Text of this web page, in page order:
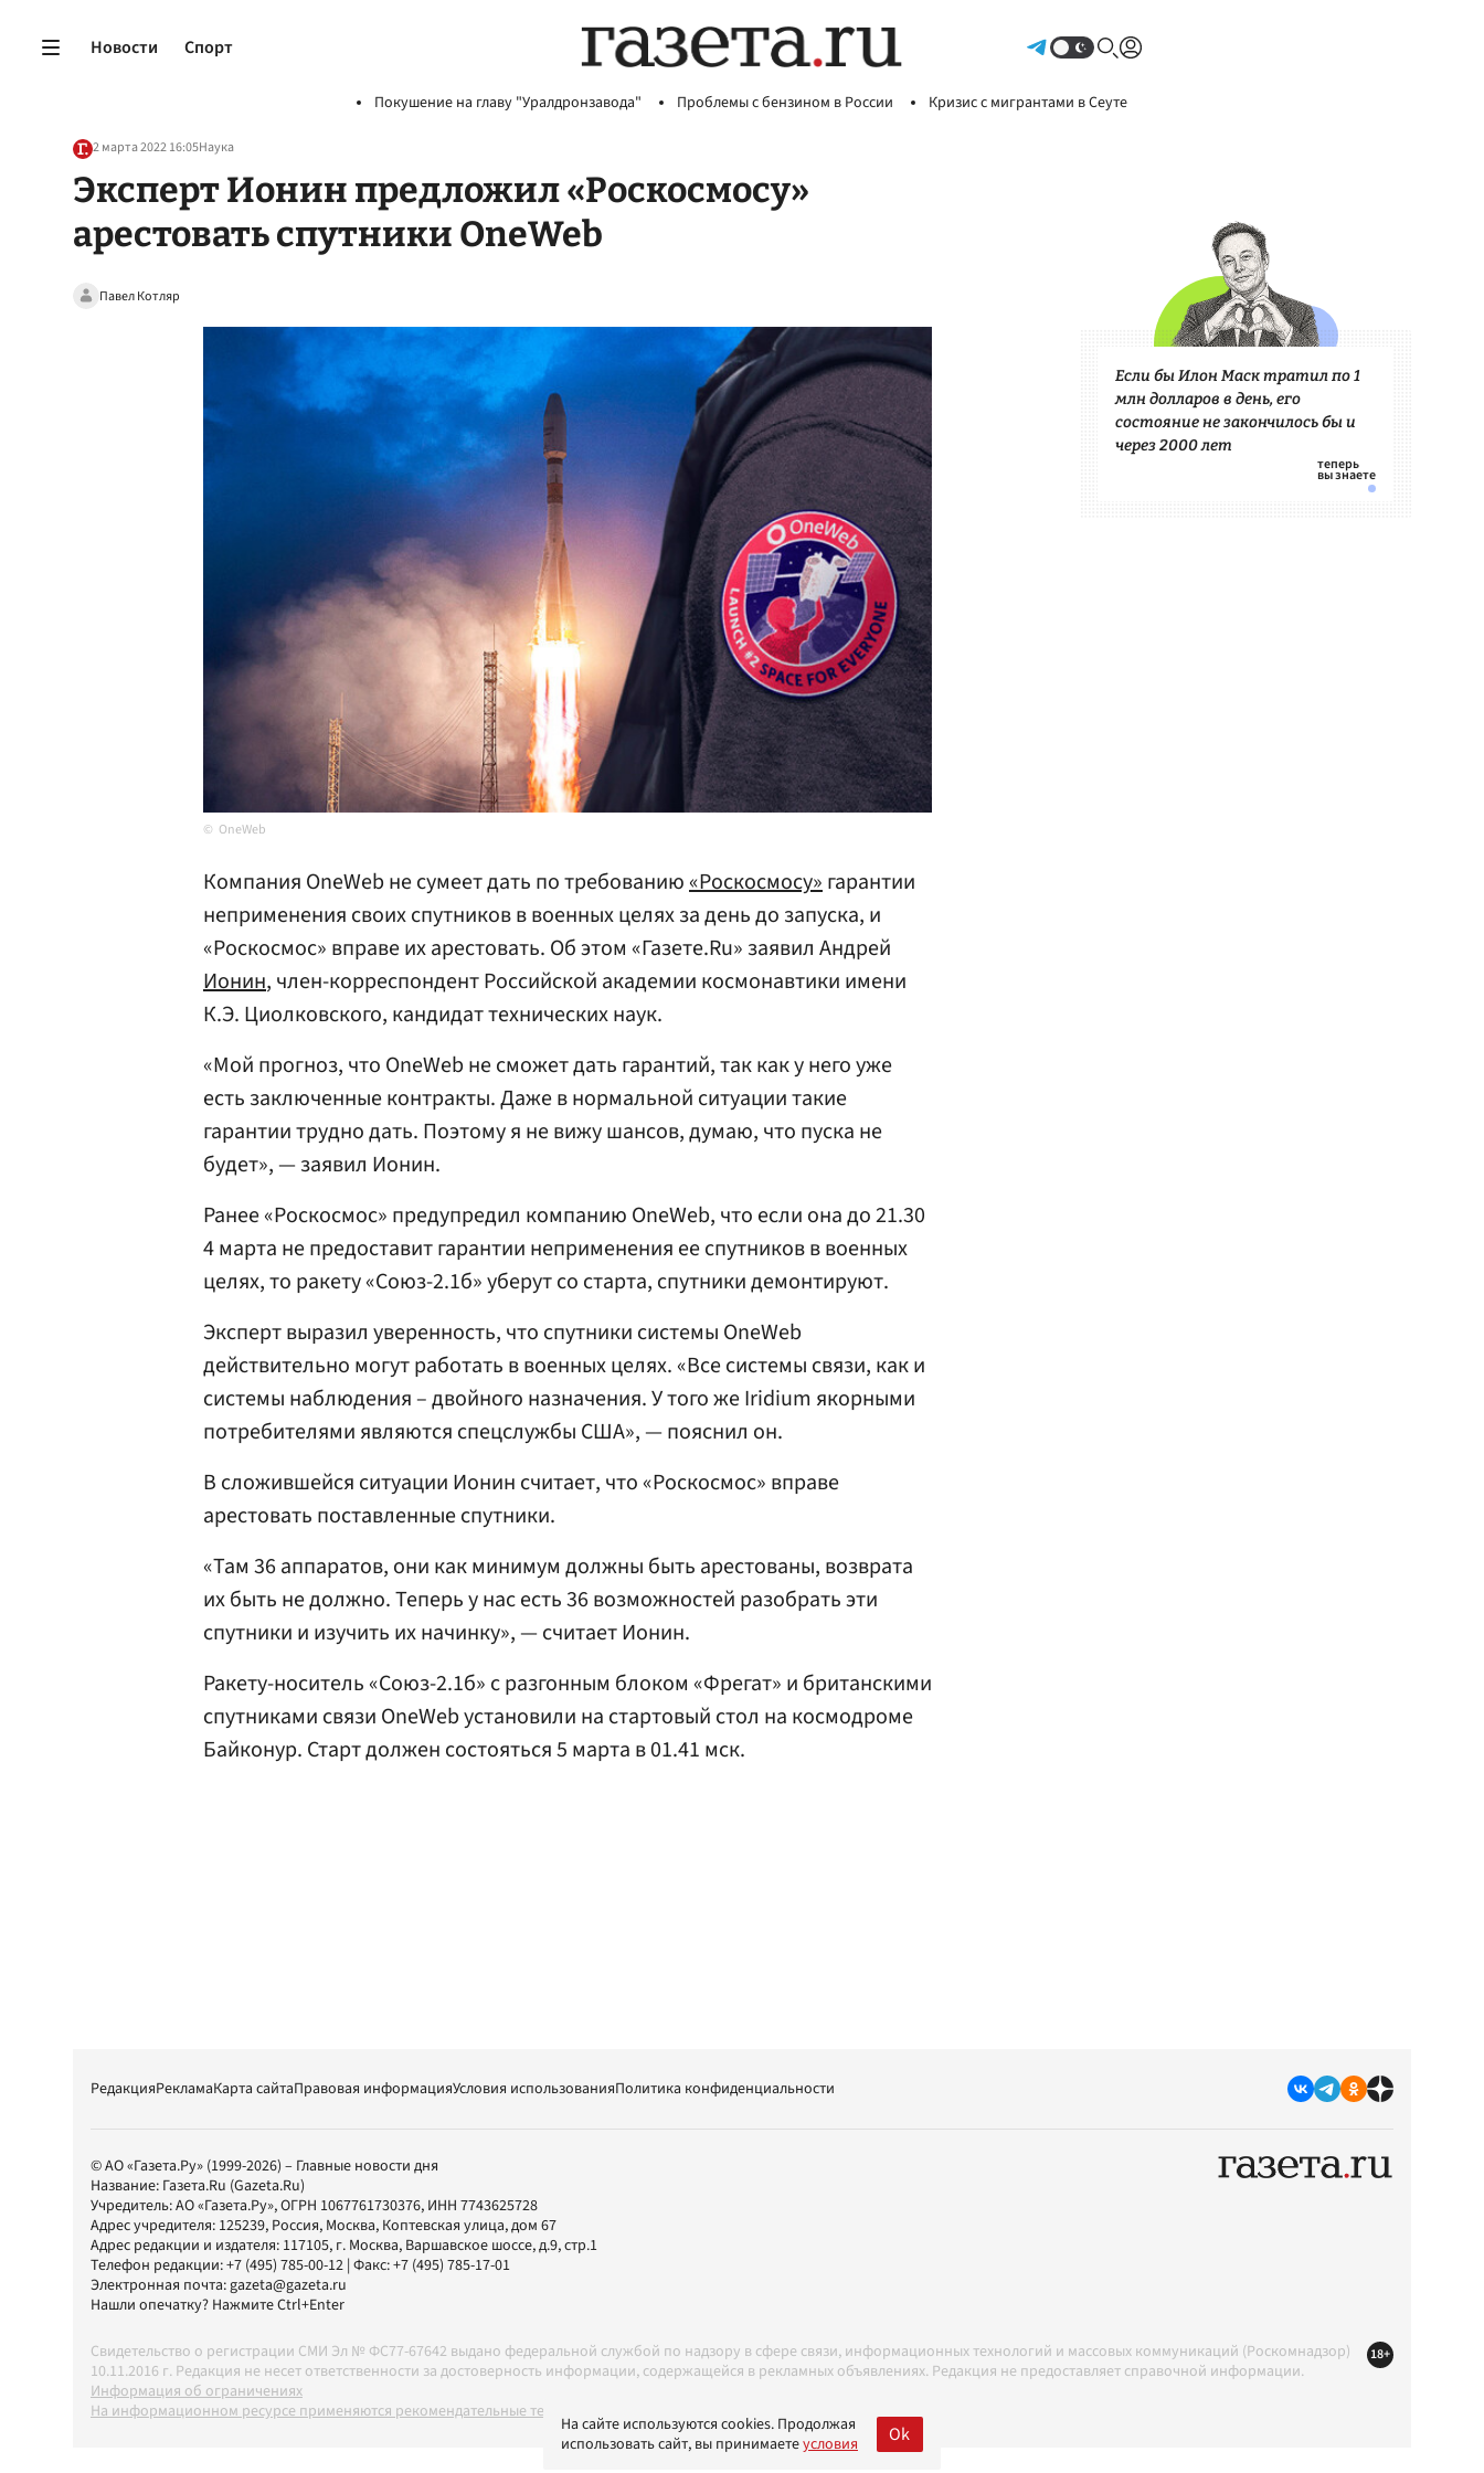
Новости Спорт
Покушение на главу "Уралдронзавода" Проблемы с бензином в России Кризис с мигрантами в Сеуте
2 марта 2022 16:05Наука
Эксперт Ионин предложил «Роскосмосу»
арестовать спутники OneWeb
Павел Котляр
OneWeb
Компания OneWeb не сумеет дать по требованию«Роскосмосу»гарантии
неприменения своих спутников в военных целях за день до запуска, и
«Роскосмос» вправе их арестовать. Об этом «Газете.Ru» заявил Андрей
Ионин, член-корреспондент Российской академии космонавтики имени
К.Э. Циолковского, кандидат технических наук.
«Мой прогноз, что OneWeb не сможет дать гарантий, так как у него уже
есть заключенные контракты. Даже в нормальной ситуации такие
гарантии трудно дать. Поэтому я не вижу шансов, думаю, что пуска не
будет», — заявил Ионин.
Ранее «Роскосмос» предупредил компанию OneWeb, что если она до 21.30
4 марта не предоставит гарантии неприменения ее спутников в военных
целях, то ракету «Союз-2.1б» уберут со старта, спутники демонтируют.
Эксперт выразил уверенность, что спутники системы OneWeb
действительно могут работать в военных целях. «Все системы связи, как и
системы наблюдения – двойного назначения. У того же Iridium якорными
потребителями являются спецслужбы США», — пояснил он.
В сложившейся ситуации Ионин считает, что «Роскосмос» вправе
арестовать поставленные спутники.
«Там 36 аппаратов, они как минимум должны быть арестованы, возврата
их быть не должно. Теперь у нас есть 36 возможностей разобрать эти
спутники и изучить их начинку», — считает Ионин.
Ракету-носитель «Союз-2.1б» с разгонным блоком «Фрегат» и британскими
спутниками связи OneWeb установили на стартовый стол на космодроме
Байконур. Старт должен состояться 5 марта в 01.41 мск.
Если бы Илон Маск тратил по 1
млн долларов в день, его
состояние не закончилось бы и
через 2000 лет
РедакцияРекламаКарта сайтаПравовая информацияУсловия использованияПолитика конфиденциальности
© АО «Газета.Ру» (1999-2026) – Главные новости дня
Название: Газета.Ru (Gazeta.Ru)
Учредитель:АО «Газета.Ру», ОГРН 1067761730376, ИНН 7743625728
Адрес учредителя: 125239, Россия, Москва, Коптевская улица, дом 67
Адрес редакции и издателя: 117105, г. Москва, Варшавское шоссе, д.9, стр.1
Телефон редакции:+7 (495) 785-00-12 | Факс:+7 (495) 785-17-01
Электронная почта:gazeta@gazeta.ru
Нашли опечатку? Нажмите Ctrl+Enter
Свидетельство о регистрации СМИ Эл № ФС77-67642 выдано федеральной службой по надзору в сфере связи, информационных технологий и массовых коммуникаций (Роскомнадзор)
10.11.2016 г. Редакция не несет ответственности за достоверность информации, содержащейся в рекламных объявлениях. Редакция не предоставляет справочной информации.
Информация об ограничениях
На информационном ресурсе применяются рекомендательные технологии в соответствии с Правилами
18+
На сайте используются cookies. Продолжая
использовать сайт, вы принимаетеусловия Ok